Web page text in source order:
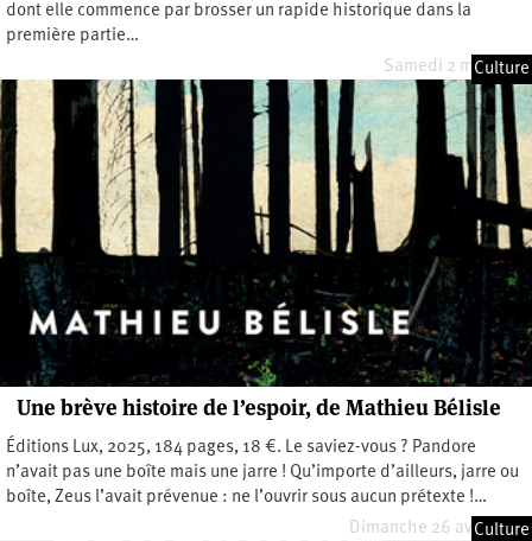
dont elle commence par brosser un rapide historique dans la
première partie…
Samedi 2 mai 2026
Culture
Une brève histoire de l’espoir, de Mathieu Bélisle
Éditions Lux, 2025, 184 pages, 18 €. Le saviez-vous ? Pandore
n’avait pas une boîte mais une jarre ! Qu’importe d’ailleurs, jarre ou
boîte, Zeus l’avait prévenue : ne l’ouvrir sous aucun prétexte !…
Dimanche 26 avril 2026
Culture